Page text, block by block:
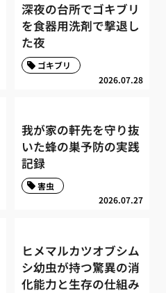
深夜の台所でゴキブリ
を食器用洗剤で撃退し
た夜
2026.07.28
ゴキブリ
我が家の軒先を守り抜
いた蜂の巣予防の実践
記録
2026.07.27
害虫
ヒメマルカツオブシム
シ幼虫が持つ驚異の消
化能力と生存の仕組み